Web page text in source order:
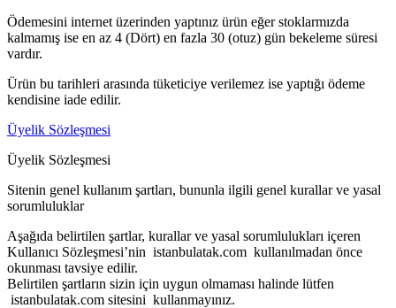
Ödemesini internet üzerinden yaptınız ürün eğer stoklarmızda
kalmamış ise en az 4 (Dört) en fazla 30 (otuz) gün bekeleme süresi
vardır.
Ürün bu tarihleri arasında tüketiciye verilemez ise yaptığı ödeme
kendisine iade edilir.
Üyelik Sözleşmesi
Üyelik Sözleşmesi
Sitenin genel kullanım şartları, bununla ilgili genel kurallar ve yasal
sorumluluklar
Aşağıda belirtilen şartlar, kurallar ve yasal sorumlulukları içeren
Kullanıcı Sözleşmesi’nin istanbulatak.com kullanılmadan önce
okunması tavsiye edilir.
Belirtilen şartların sizin için uygun olmaması halinde lütfen
istanbulatak.com sitesini kullanmayınız.